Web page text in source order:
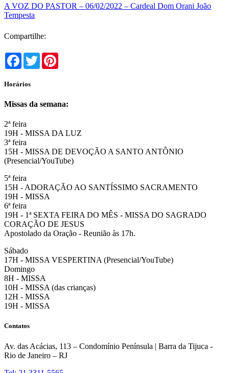
A VOZ DO PASTOR – 06/02/2022 – Cardeal Dom Orani João
Tempesta
Compartilhe:
Facebook
Twitter
Horários
Missas da semana:
2ª feira
19H - MISSA DA LUZ
3ª feira
15H - MISSA DE DEVOÇÃO A SANTO ANTÔNIO
(Presencial/YouTube)
5ª feira
15H - ADORAÇÃO AO SANTÍSSIMO SACRAMENTO
19H - MISSA
6ª feira
19H - 1ª SEXTA FEIRA DO MÊS - MISSA DO SAGRADO
CORAÇÃO DE JESUS
Apostolado da Oração - Reunião às 17h.
Sábado
17H - MISSA VESPERTINA (Presencial/YouTube)
Domingo
8H - MISSA
10H - MISSA (das crianças)
12H - MISSA
19H - MISSA
Contatos
Av. das Acácias, 113 – Condomínio Península | Barra da Tijuca -
Rio de Janeiro – RJ